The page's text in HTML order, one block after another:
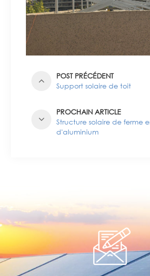
POST PRÉCÉDENT
Support solaire de toit
PROCHAIN ARTICLE
Structure solaire de ferme
d'aluminium